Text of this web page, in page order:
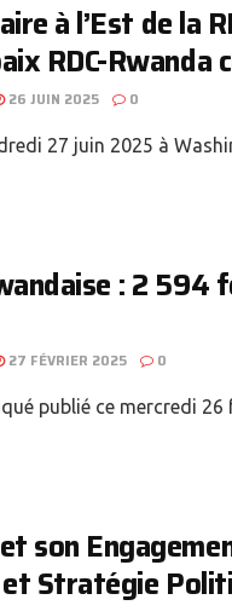
à l’Est de la
RDC-
26 JUIN 2025 0
27 juin 2025 à
: 2 594
27 FÉVRIER 2025 0
publié ce mercredi
son
Stratégie